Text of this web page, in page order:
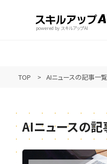
powered by スキルアップAI
TOP AIニュースの記事一覧
AIニュースの